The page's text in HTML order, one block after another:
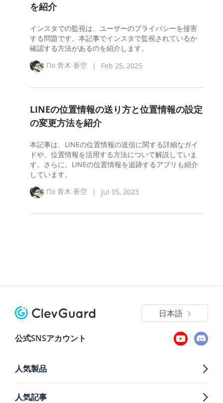
を紹介
インスタでの監視は、ユーザーのプライバシーを侵害
する問題です。本記事でインスタで監視されているか
確認する方法があるのを紹介します。
По 青木 蒼空 | Feb 25, 2025
LINEの位置情報の送り方と位置情報の設定
の変更方法を紹介
本記事は、LINEの位置情報の送信に関する詳細なガイ
ドや、位置情報を活用する方法について解説していま
す。さらに、LINEの位置情報を追跡するアプリも紹介
しています。
По 青木 蒼空 | Jul 05, 2023
公式SNSアカウント
日本語
人気製品
人気記事